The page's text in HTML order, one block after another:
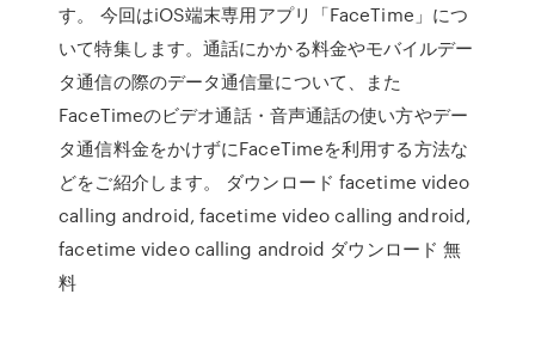
す。 今回はiOS端末専用アプリ「FaceTime」につ
いて特集します。通話にかかる料金やモバイルデー
タ通信の際のデータ通信量について、また
FaceTimeのビデオ通話・音声通話の使い方やデー
タ通信料金をかけずにFaceTimeを利用する方法な
どをご紹介します。 ダウンロード facetime video
calling android, facetime video calling android,
facetime video calling android ダウンロード 無
料